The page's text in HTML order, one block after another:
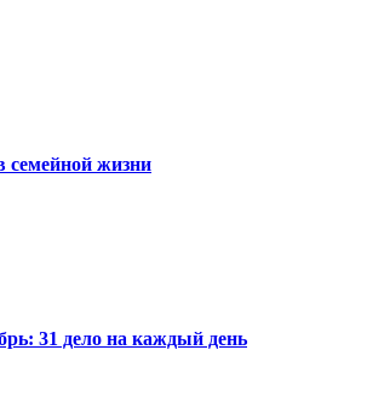
семейной жизни
31 дело на каждый день